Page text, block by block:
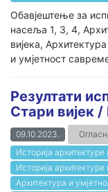
Обавјештење за
насеља 1, 3, 4,
вијека,
и умјетност
Резултати
Стари вијек
09.10.2023.
Историја
Историја
Архитектура и